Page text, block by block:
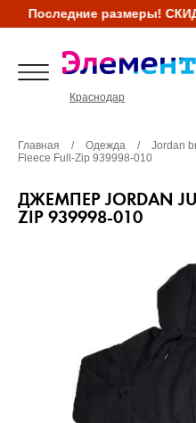
Последние размеры!
Краснодар
Главная / Одежда / Jordan
Fleece Full-Zip 939998-010
ДЖЕМПЕР JORDAN
ZIP 939998-010